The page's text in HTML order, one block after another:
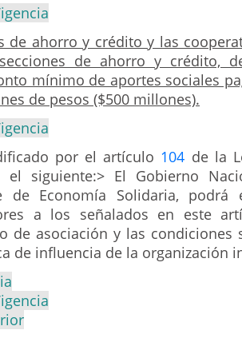
de ahorro y crédito y las
de ahorro y crédito,
mínimo de aportes sociales
de pesos ($500 millones).
por el artículo 104 de la
el siguiente:> El Gobierno
de Economía Solidaria, podrá
a los señalados en este
de asociación y las condiciones
de influencia de la organización